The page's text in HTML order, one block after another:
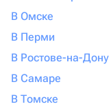
В Омске
В Перми
В Ростове-на-Дону
В Самаре
В Томске